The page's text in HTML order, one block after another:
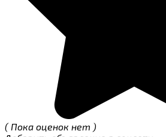
( Пока оценок нет )